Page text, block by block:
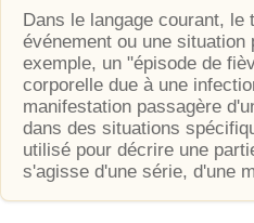
Dans le langage courant,
événement ou une
exemple, un "épisode de
corporelle due à une
manifestation passagère
dans des situations
utilisé pour décrire une
s'agisse d'une série, d'une